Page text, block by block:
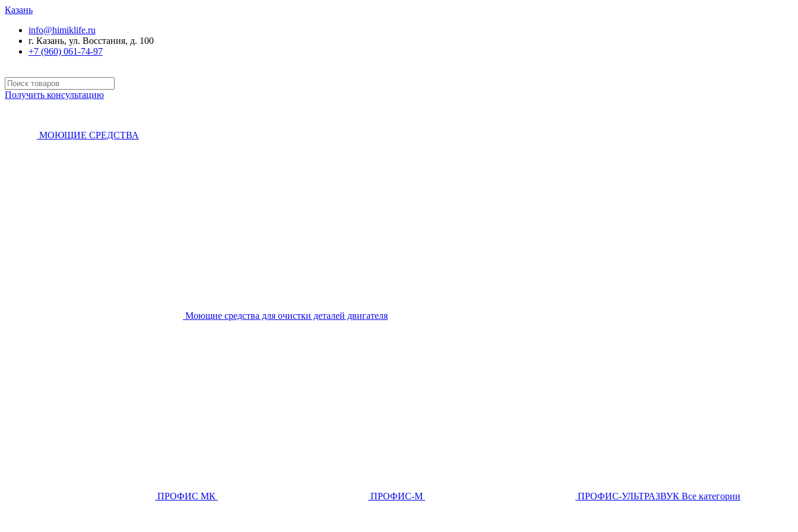
Казань
info@himiklife.ru
г. Казань, ул. Восстания, д. 100
+7 (960) 061-74-97
Получить консультацию
МОЮЩИЕ СРЕДСТВА
Моющие средства для очистки деталей двигателя
ПРОФИС МК ПРОФИС-М ПРОФИС-УЛЬТРАЗВУК Все категории